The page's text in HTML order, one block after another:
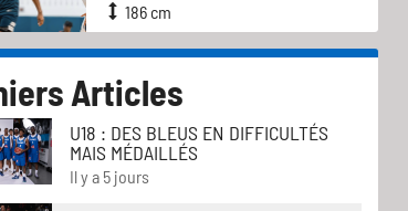
186 cm
Articles
U18 : DES BLEUS EN DIFFICULTÉS
MAIS MÉDAILLÉS
Il y a 5 jours